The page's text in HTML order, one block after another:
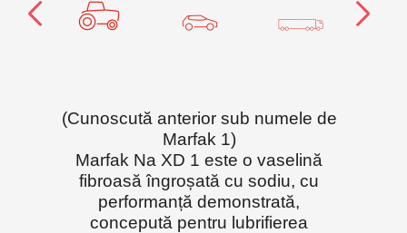
(Cunoscută anterior sub numele de
Marfak 1)
Marfak Na XD 1 este o vaselină
fibroasă îngroșată cu sodiu, cu
performanță demonstrată,
concepută pentru lubrifierea